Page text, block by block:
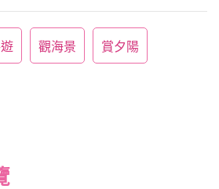
觀海景 賞夕陽